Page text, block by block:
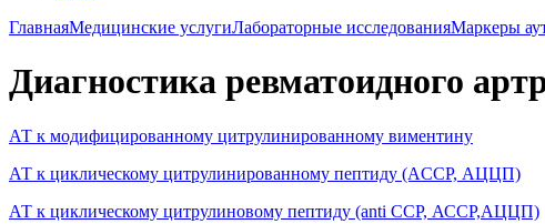
ГлавнаяМедицинские услугиЛабораторные исследованияМаркеры
Диагностика ревматоидного
АТ к модифицированному цитрулинированному виментину
АТ к циклическому цитрулинированному пептиду (ACCP, АЦЦП)
АТ к циклическому цитрулиновому пептиду (аnti ССР, АССР,АЦЦП)